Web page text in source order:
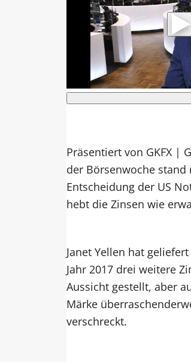
werden Daten an
Hinweise dazu
Präsentiert von GKFX |
der Börsenwoche
Entscheidung der US
hebt die Zinsen wie
Janet Yellen hat
Jahr 2017 drei weitere
Aussicht gestellt, aber
Märke
verschreckt.